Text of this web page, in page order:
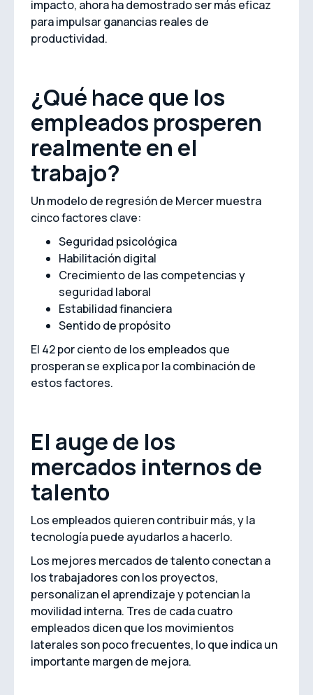
impacto, ahora ha demostrado ser más eficaz
para impulsar ganancias reales de
productividad.
¿Qué hace que los
empleados prosperen
realmente en el
trabajo?
Un modelo de regresión de Mercer muestra
cinco factores clave:
Seguridad psicológica
Habilitación digital
Crecimiento de las competencias y
seguridad laboral
Estabilidad financiera
Sentido de propósito
El 42 por ciento de los empleados que
prosperan se explica por la combinación de
estos factores.
El auge de los
mercados internos de
talento
Los empleados quieren contribuir más, y la
tecnología puede ayudarlos a hacerlo.
Los mejores mercados de talento conectan a
los trabajadores con los proyectos,
personalizan el aprendizaje y potencian la
movilidad interna. Tres de cada cuatro
empleados dicen que los movimientos
laterales son poco frecuentes, lo que indica un
importante margen de mejora.